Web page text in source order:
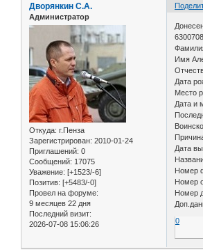
Дворянкин С.А.
Администратор
Откуда: г.Пенза
Зарегистрирован: 2010-01-24
Приглашений: 0
Сообщений: 17075
Уважение: [+1523/-6]
Позитив: [+5483/-0]
Провел на форуме:
9 месяцев 22 дня
Последний визит:
2026-07-08 15:06:26
Имя
Дата
Место
Дата и
Дата
Номер
Номер
Номер
0